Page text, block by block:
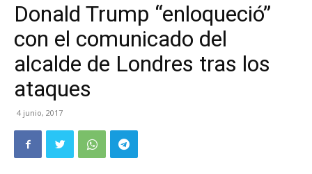
Donald Trump “enloqueció”
con el comunicado del
alcalde de Londres tras los
ataques
4 junio, 2017